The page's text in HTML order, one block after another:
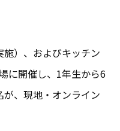
）、およびキッチン
に開催し、1年生から6
、現地・オンライン